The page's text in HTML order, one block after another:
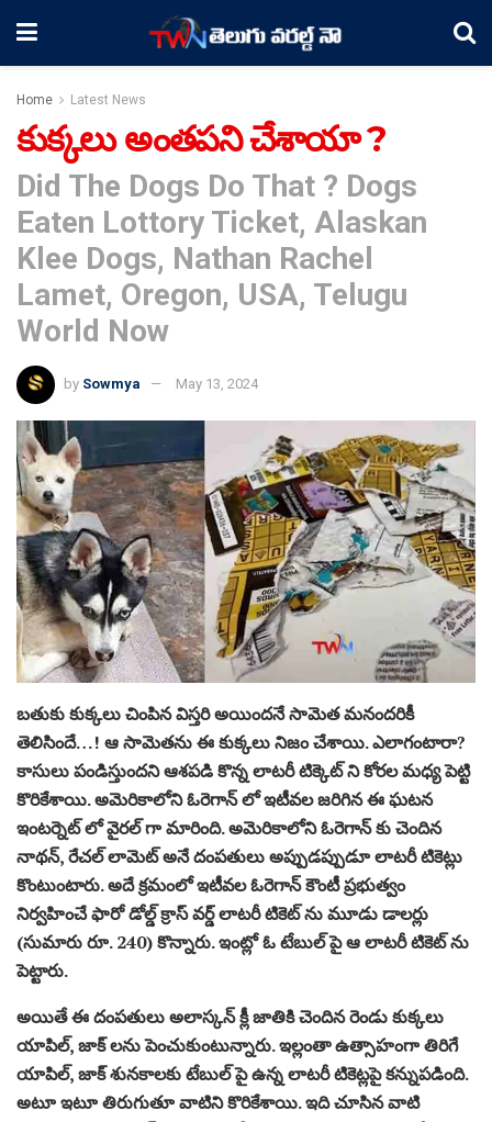
Home Latest News
కుక్కలు అంతపని చేశాయా ?
Did The Dogs Do That ? Dogs
Eaten Lottory Ticket, Alaskan
Klee Dogs, Nathan Rachel
Lamet, Oregon, USA, Telugu
World Now
by Sowmya May 13, 2024
బతుకు కుక్కలు చింపిన విస్తరి అయిందనే సామెత మనందరికీ
తెలిసిందే…! ఆ సామెతను ఈ కుక్కలు నిజం చేశాయి. ఎలాగంటారా?
కాసులు పండిస్తుందని ఆశపడి కొన్న లాటరీ టిక్కెట్ ని కోరల మధ్య పెట్టి
కొరికేశాయి. అమెరికాలోని ఓరెగాన్ లో ఇటీవల జరిగిన ఈ ఘటన
ఇంటర్నెట్ లో వైరల్ గా మారింది. అమెరికాలోని ఓరెగాన్ కు చెందిన
నాథన్, రేచల్ లామెట్ అనే దంపతులు అప్పుడప్పుడూ లాటరీ టికెట్లు
కొంటుంటారు. అదే క్రమంలో ఇటీవల ఓరెగాన్ కౌంటీ ప్రభుత్వం
నిర్వహించే ఫారో డోల్డ్ క్రాస్ వర్డ్ లాటరీ టికెట్ ను మూడు డాలర్లు
(సుమారు రూ. 240) కొన్నారు. ఇంట్లో ఓ టేబుల్ పై ఆ లాటరీ టికెట్ ను
పెట్టారు.
అయితే ఈ దంపతులు అలాస్కన్ క్లీ జాతికి చెందిన రెండు కుక్కలు
యాపిల్, జాక్ లను పెంచుకుంటున్నారు. ఇల్లంతా ఉత్సాహంగా తిరిగే
యాపిల్, జాక్ శునకాలకు టేబుల్ పై ఉన్న లాటరీ టికెట్లపై కన్నుపడింది.
అటూ ఇటూ తిరుగుతూ వాటిని కొరికేశాయి. ఇది చూసిన వాటి